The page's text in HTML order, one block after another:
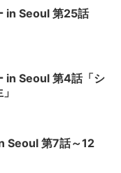
in Seoul 第25話
in Seoul 第4話「シ
Seoul 第7話～12